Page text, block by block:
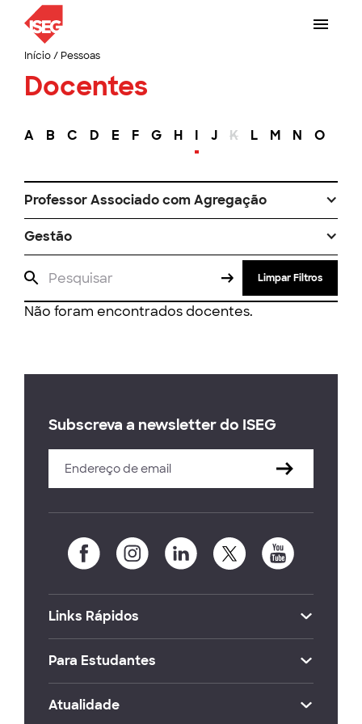
Início/ Pessoas
Docentes
A B C D E F G H I J K L M N O
Professor Associado com Agregação
Gestão
Limpar Filtros
Não foram encontrados docentes.
Subscreva a newsletter do ISEG
Links Rápidos
Para Estudantes
Atualidade